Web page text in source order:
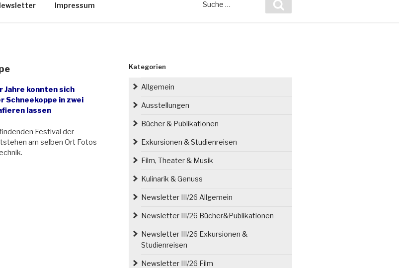
Impressum
nach:
Jahre konnten sich
Schneekoppe in zwei
lassen
Festival der
am selben Ort Fotos
Kategorien
Allgemein
Ausstellungen
Bücher & Publikationen
Exkursionen & Studienreisen
Film, Theater & Musik
Kulinarik & Genuss
Newsletter III/26 Allgemein
Newsletter III/26 Bücher&Publikationen
Newsletter III/26 Exkursionen &
Studienreisen
Newsletter III/26 Film